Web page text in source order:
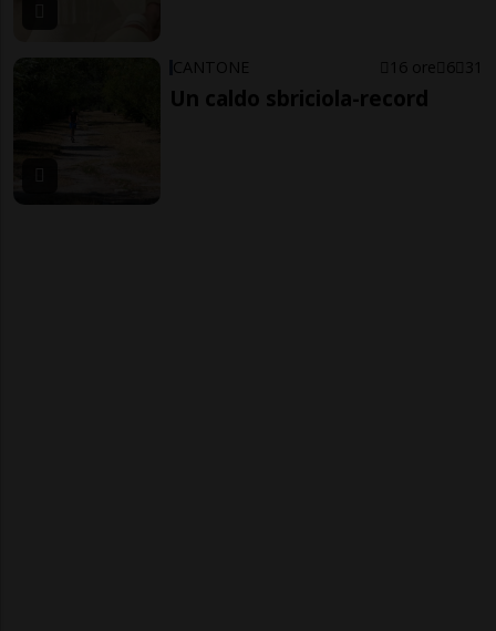
CANTONE 16 ore 6 31
Un caldo sbriciola-record